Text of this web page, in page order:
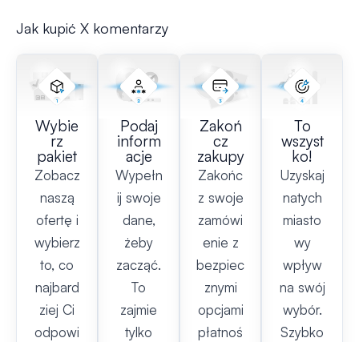
Jak kupić X komentarzy
Wybie
rz
pakiet
Zobacz
naszą
ofertę i
wybierz
to, co
najbard
ziej Ci
odpowi
Podaj
inform
acje
Wypełn
ij swoje
dane,
żeby
zacząć.
To
zajmie
tylko
Zakoń
cz
zakupy
Zakońc
z swoje
zamówi
enie z
bezpiec
znymi
opcjami
płatnoś
To
wszyst
ko!
Uzyskaj
natych
miasto
wy
wpływ
na swój
wybór.
Szybko